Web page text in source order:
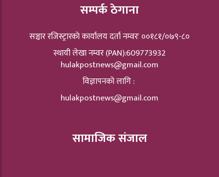
सम्पर्क ठेगाना
सञ्चार रजिस्ट्रारकाे कार्यालय दर्ता नम्वरः ००१८१/०७९-८०
स्थायी लेखा नम्वर (PAN):609773932
hulakpostnews@gmail.com
विज्ञापनको लागि :
hulakpostnews@gmail.com
सामाजिक संजाल